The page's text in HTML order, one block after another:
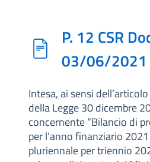
P. 12 CSR
03/06/2021
Intesa, ai sensi
della Legge 30 dicembre
concernente “Bilancio di
per l’anno finanziario
pluriennale per triennio